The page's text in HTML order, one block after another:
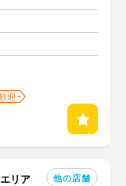
迎
リア
他の店舗